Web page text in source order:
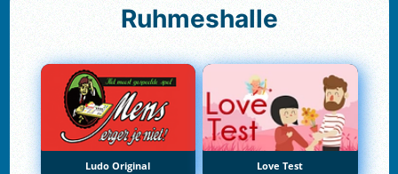
Ruhmeshalle
Ludo Original Love Test